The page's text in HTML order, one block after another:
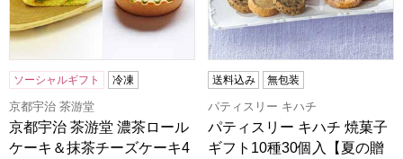
ソーシャルギフト 冷凍
京都宇治 茶游堂
京都宇治 茶游堂 濃茶ロール
ケーキ＆抹茶チーズケーキ4
送料込み 無包装
パティスリー キハチ
パティスリー キハチ 焼菓子
ギフト10種30個入【夏の贈